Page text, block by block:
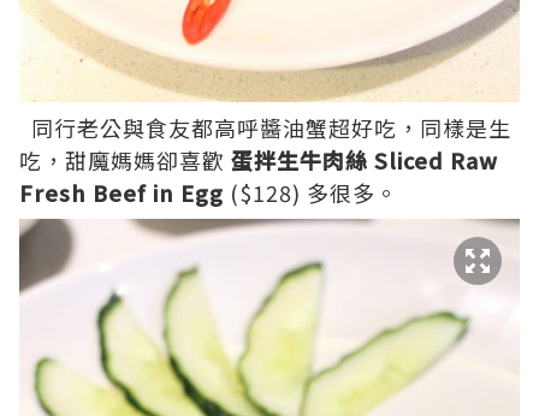
同行老公與食友都高呼醬油蟹超好吃，同樣是生
吃，甜魔媽媽卻喜歡 蛋拌生牛肉絲 Sliced Raw
Fresh Beef in Egg ($128) 多很多。